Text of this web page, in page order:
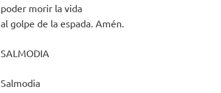
poder morir la vida
al golpe de la espada. Amén.
SALMODIA
Salmodia